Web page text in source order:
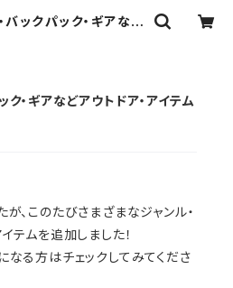
バックパック・ギアなど
・ギアなどアウトドア・アイテム
、このたびさまざまなジャンル・
テムを追加しました！
なる方はチェックしてみてくださ